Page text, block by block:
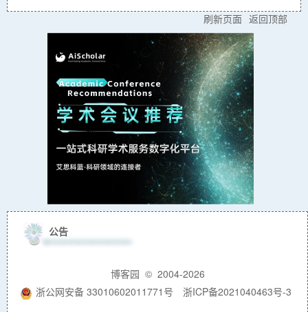
刷新页面 返回顶部
公告
博客园 © 2004-2026
浙公网安备 33010602011771号
浙ICP备2021040463号-3